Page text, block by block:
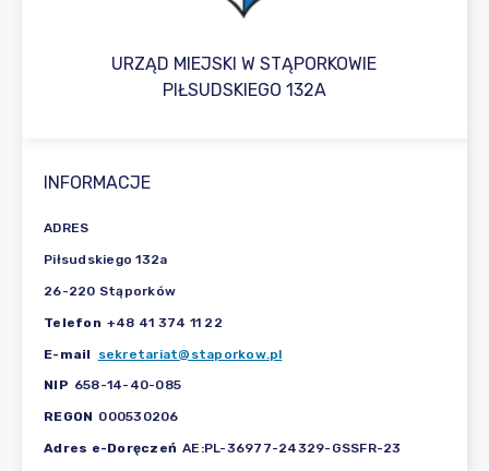
URZĄD MIEJSKI W STĄPORKOWIE
PIŁSUDSKIEGO 132A
INFORMACJE
ADRES
Piłsudskiego 132a
26-220 Stąporków
Telefon +48 41 374 11 22
E-mail sekretariat@staporkow.pl
NIP 658-14-40-085
REGON 000530206
Adres e-Doręczeń AE:PL-36977-24329-GSSFR-23